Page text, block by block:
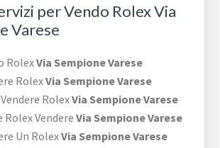
per Vendo Rolex Via
Varese
RolexVia Sempione Varese
RolexVia Sempione Varese
RolexVia Sempione Varese
Rolex VendereVia Sempione Varese
Un RolexVia Sempione Varese